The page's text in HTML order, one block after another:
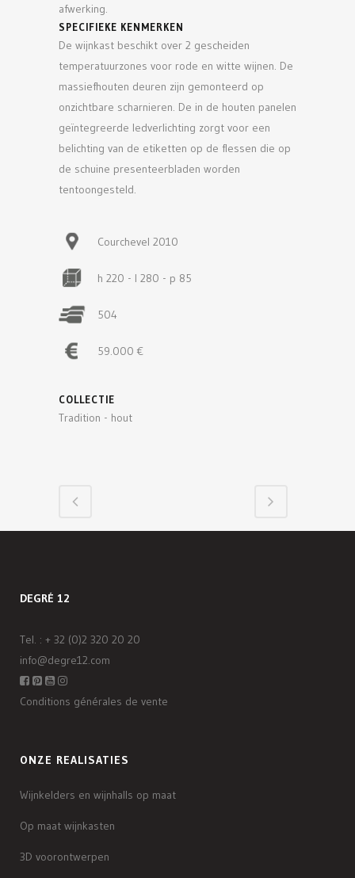
afwerking.
SPECIFIEKE KENMERKEN
De wijnkast beschikt over 2 gescheiden
temperatuurzones voor rode en witte wijnen. De
massiefhouten deuren zijn gemonteerd op
onzichtbare scharnieren. De in de houten panelen
geïntegreerde ledverlichting zorgt voor een
belichting van de etiketten op de flessen die op
de schuine presenteerbladen worden
tentoongesteld.
Courchevel 2010
h 220 - l 280 - p 85
504
59.000 €
COLLECTIE
Tradition - hout
DEGRÉ 12
Tel. : + 32 (0)2 320 20 20
info@degre12.com
Conditions générales de vente
ONZE REALISATIES
Wijnkelders en wijnhalls op maat
Op maat wijnkasten
3D voorontwerpen